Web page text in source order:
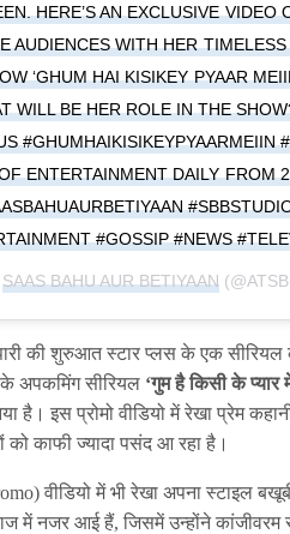
HERE’S AN EXCLUSIVE VIDEO
AUDIENCES WITH HER
‘GHUM HAI KISIKEY PYAAR
WILL BE HER ROLE IN THE
#GHUMHAIKISIKEYPYAARMEIIN
ENTERTAINMENT DAILY FROM
#GOSSIP #NEWS
SAAS BAHU AUR BETIYAAN
की शुरुआत स्टार प्लस के एक सीरियल
अपकमिंग सीरियल ‘गुम है किसी के
है। इस प्रोमो वीडियो में रेखा प्रेम
को काफी ज्यादा पसंद आ रहा है।
वीडियो में भी रेखा अपना स्टाइल
में नजर आई हैं, जिसमें उन्होंने कांजीवरम